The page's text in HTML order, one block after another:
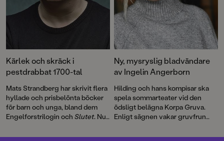
Kärlek och skräck i
pestdrabbat 1700-tal
Mats Strandberg har skrivit flera
hyllade och prisbelönta böcker
för barn och unga, bland dem
Engelforstrilogin och Slutet. Nu
– en kuslig bok om sjukdom,
Ny, mysryslig bladvändare
av Ingelin Angerborn
Hilding och hans kompisar ska
spela sommarteater vid den
ödsligt belägna Korpa Gruva.
Enligt sägnen vakar gruvfrun
besökare för olyckor och ras.